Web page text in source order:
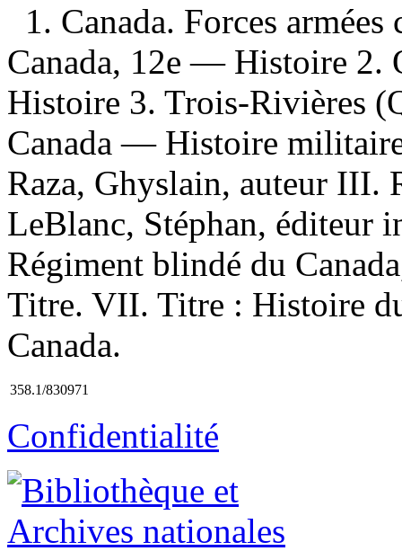
1. Canada. Forces
Canada, 12e — Histoire
Histoire 3. Trois-Rivières
Canada — Histoire
Raza, Ghyslain, auteur III.
LeBlanc, Stéphan, éditeur
Régiment blindé du
Titre. VII. Titre : Histoire
Canada.
358.1/830971
Confidentialité